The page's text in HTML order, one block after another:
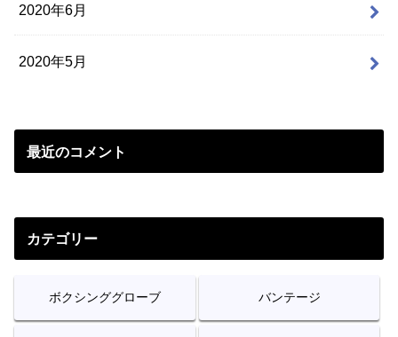
2020年6月
2020年5月
最近のコメント
カテゴリー
ボクシンググローブ バンテージ